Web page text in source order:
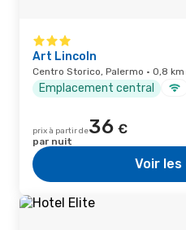
Art Lincoln
Centro Storico, Palermo · 0,8
Emplacement central
prix à partir de36 €
par nuit
Voir